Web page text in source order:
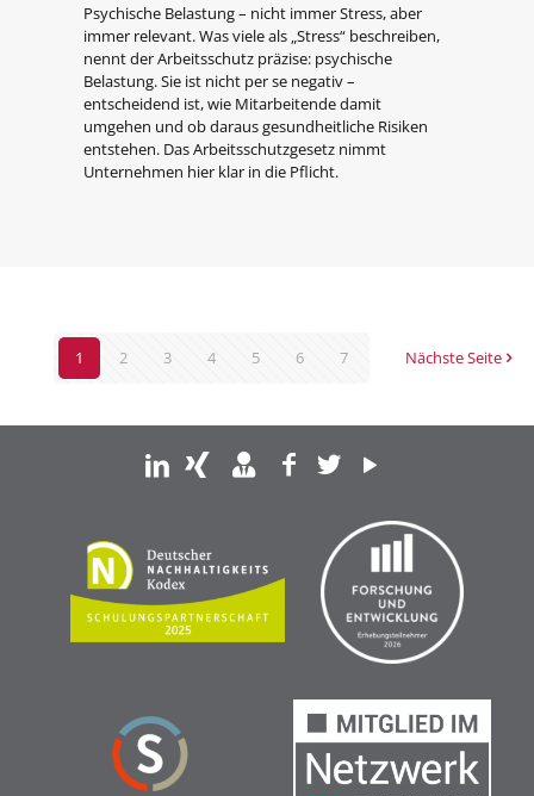
Psychische Belastung – nicht immer Stress, aber
immer relevant. Was viele als „Stress“ beschreiben,
nennt der Arbeitsschutz präzise: psychische
Belastung. Sie ist nicht per se negativ –
entscheidend ist, wie Mitarbeitende damit
umgehen und ob daraus gesundheitliche Risiken
entstehen. Das Arbeitsschutzgesetz nimmt
Unternehmen hier klar in die Pflicht.
1 2 3 4 5 6 7 Nächste Seite